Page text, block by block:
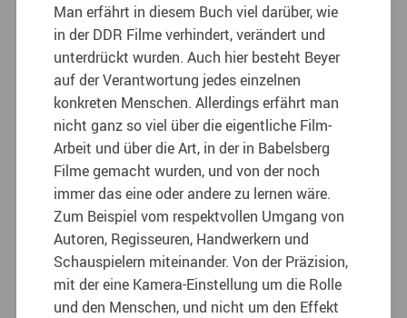
Man erfährt in diesem Buch viel darüber, wie
in der DDR Filme verhindert, verändert und
unterdrückt wurden. Auch hier besteht Beyer
auf der Verantwortung jedes einzelnen
konkreten Menschen. Allerdings erfährt man
nicht ganz so viel über die eigentliche Film-
Arbeit und über die Art, in der in Babelsberg
Filme gemacht wurden, und von der noch
immer das eine oder andere zu lernen wäre.
Zum Beispiel vom respektvollen Umgang von
Autoren, Regisseuren, Handwerkern und
Schauspielern miteinander. Von der Präzision,
mit der eine Kamera-Einstellung um die Rolle
und den Menschen, und nicht um den Effekt